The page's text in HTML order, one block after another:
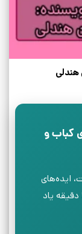
هندلی
کباب و
ایده‌های
اصلی کتاب‌های مهم دنیا را در کمتر از ۳۰ دقیقه یاد